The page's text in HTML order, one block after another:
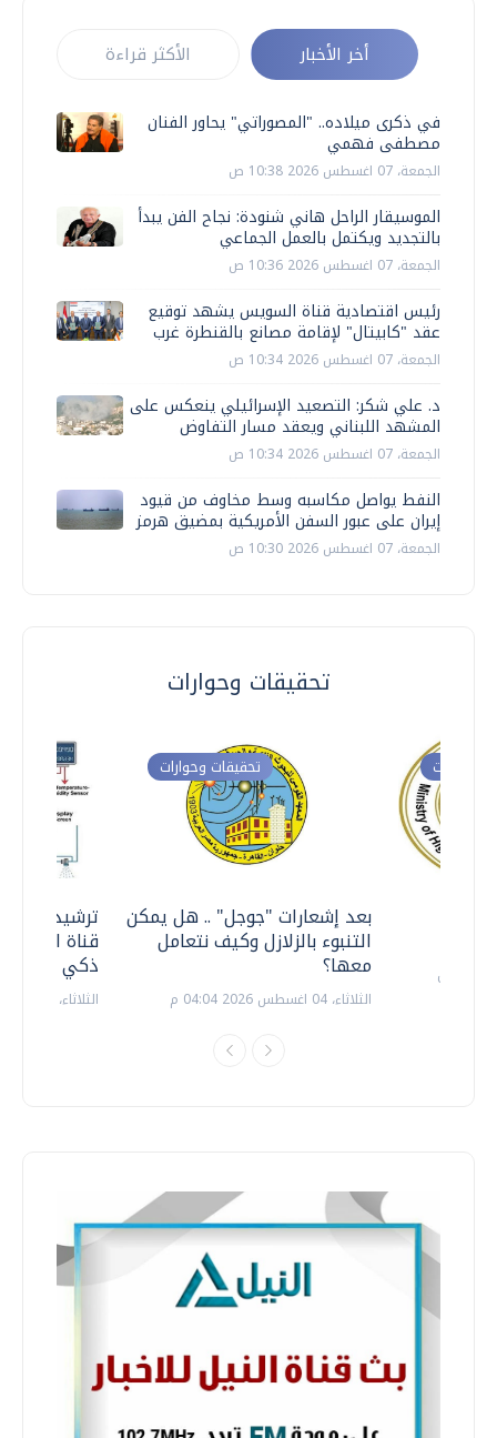
أخر الأخبار الأكثر قراءة
في ذكرى ميلاده.. "المصوراتي" يحاور الفنان
مصطفى فهمي
الجمعة، 07 اغسطس 2026 10:38 ص
الموسيقار الراحل هاني شنودة: نجاح الفن يبدأ
بالتجديد ويكتمل بالعمل الجماعي
الجمعة، 07 اغسطس 2026 10:36 ص
رئيس اقتصادية قناة السويس يشهد توقيع
عقد "كابيتال" لإقامة مصانع بالقنطرة غرب
الجمعة، 07 اغسطس 2026 10:34 ص
د. علي شكر: التصعيد الإسرائيلي ينعكس على
المشهد اللبناني ويعقد مسار التفاوض
الجمعة، 07 اغسطس 2026 10:34 ص
النفط يواصل مكاسبه وسط مخاوف من قيود
إيران على عبور السفن الأمريكية بمضيق هرمز
الجمعة، 07 اغسطس 2026 10:30 ص
تحقيقات وحوارات
ترشيدا
قناة
ذكي
الثلاثاء، 14 يوليو 2026 06:11 م
تحقيقات وحوارات
بعد إشعارات "جوجل" .. هل يمكن
التنبوء بالزلازل وكيف نتعامل
معها؟
الثلاثاء، 04 اغسطس 2026 04:04 م
وحوارات